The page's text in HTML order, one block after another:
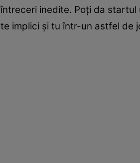
inedite. Poți da
implici și tu într-un astfel